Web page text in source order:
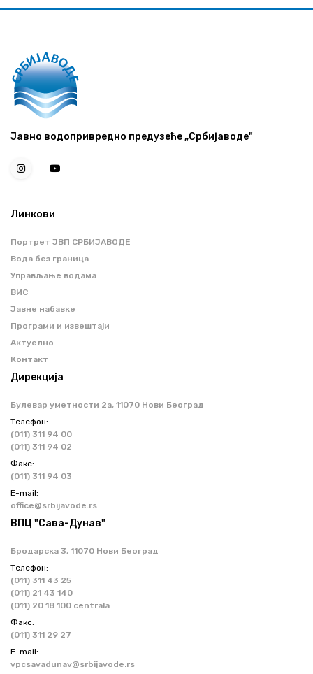
Јавно водопривредно предузеће „Србијаводе"
Линкови
Портрет ЈВП СРБИЈАВОДЕ
Вода без граница
Управљање водама
ВИС
Јавне набавке
Програми и извештаји
Актуелно
Контакт
Дирекција
Булевар уметности 2a, 11070 Нови Београд
Телефон:
(011) 311 94 00
(011) 311 94 02
Факс:
(011) 311 94 03
Е-mail:
office@srbijavode.rs
ВПЦ "Сава-Дунав"
Бродарска 3, 11070 Нови Београд
Телефон:
(011) 311 43 25
(011) 21 43 140
(011) 20 18 100 centrala
Факс:
(011) 311 29 27
Е-mail:
vpcsavadunav@srbijavode.rs